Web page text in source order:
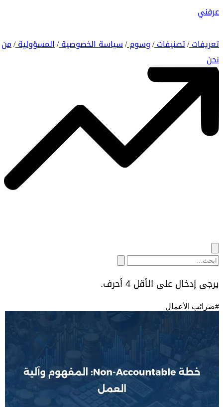
عرفني
تعريفات/ تصنيفات/ وسوم/ سياسة الخصوصية/ المسؤولية/ من
نحن
يرجى إدخال على الأقل 4 أحرف.
#ضرائب الأعمال